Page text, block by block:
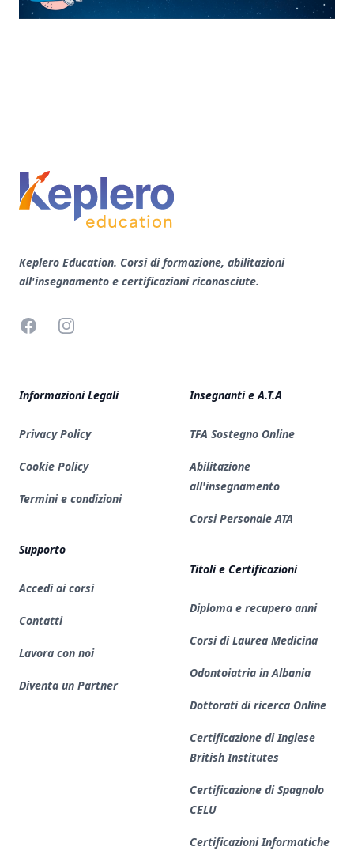
Keplero Education. Corsi di formazione, abilitazioni
all'insegnamento e certificazioni riconosciute.
FacebookInstagram
Informazioni Legali
Privacy Policy
Cookie Policy
Termini e condizioni
Supporto
Accedi ai corsi
Contatti
Lavora con noi
Diventa un Partner
Insegnanti e A.T.A
TFA Sostegno Online
Abilitazione
all'insegnamento
Corsi Personale ATA
Titoli e Certificazioni
Diploma e recupero anni
Corsi di Laurea Medicina
Odontoiatria in Albania
Dottorati di ricerca Online
Certificazione di Inglese
British Institutes
Certificazione di Spagnolo
CELU
Certificazioni Informatiche